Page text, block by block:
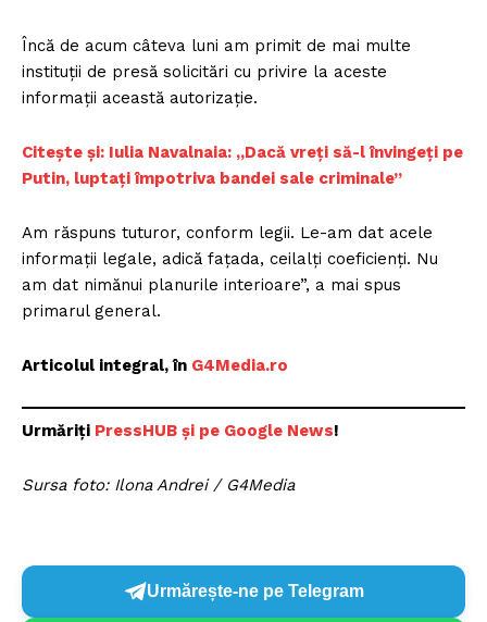
Încă de acum câteva luni am primit de mai multe
instituţii de presă solicitări cu privire la aceste
informaţii această autorizaţie.
Citește și: Iulia Navalnaia: „Dacă vreți să-l învingeți pe
Putin, luptați împotriva bandei sale criminale”
Am răspuns tuturor, conform legii. Le-am dat acele
informaţii legale, adică faţada, ceilalţi coeficienţi. Nu
am dat nimănui planurile interioare”, a mai spus
primarul general.
Articolul integral, în G4Media.ro
Urmăriți PressHUB și pe Google News!
Sursa foto: Ilona Andrei / G4Media
Urmărește-ne pe Telegram